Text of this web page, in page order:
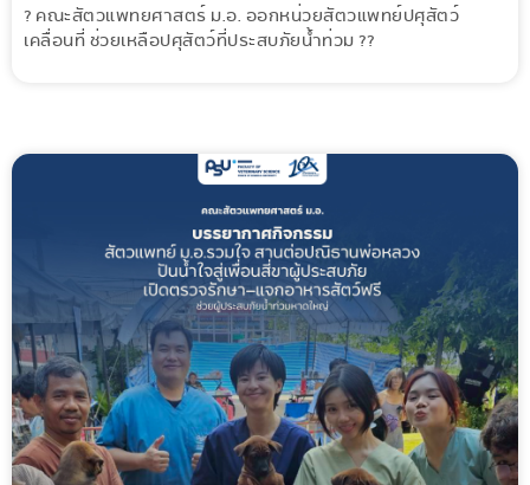
? คณะสัตวแพทยศาสตร์ ม.อ. ออกหน่วยสัตวแพทย์ปศุสัตว์
เคลื่อนที่ ช่วยเหลือปศุสัตว์ที่ประสบภัยน้ำท่วม ??